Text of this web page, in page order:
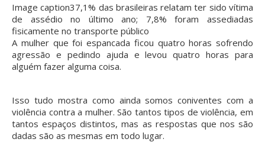
Image caption37,1% das brasileiras relatam ter sido vítima
de assédio no último ano; 7,8% foram assediadas
fisicamente no transporte público
A mulher que foi espancada ficou quatro horas sofrendo
agressão e pedindo ajuda e levou quatro horas para
alguém fazer alguma coisa.
Isso tudo mostra como ainda somos coniventes com a
violência contra a mulher. São tantos tipos de violência, em
tantos espaços distintos, mas as respostas que nos são
dadas são as mesmas em todo lugar.